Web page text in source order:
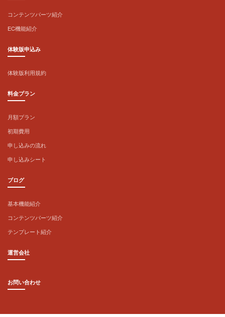
コンテンツパーツ紹介
EC機能紹介
体験版申込み
体験版利用規約
料金プラン
月額プラン
初期費用
申し込みの流れ
申し込みシート
ブログ
基本機能紹介
コンテンツパーツ紹介
テンプレート紹介
運営会社
お問い合わせ